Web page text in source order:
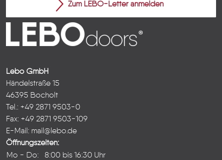
Zum LEBO-Letter anmelden
Lebo GmbH
Händelstraße 15
46395 Bocholt
Tel.: +49 2871 9503-0
Fax: +49 2871 9503-109
E-Mail: mail@lebo.de
Öffnungszeiten:
Mo - Do:
8:00 bis 16:30 Uhr